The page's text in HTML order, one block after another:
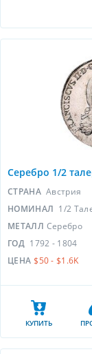
Серебро 1/2
СТРАНА Австрия
НОМИНАЛ 1/2
МЕТАЛЛ Серебро
ГОД 1792 - 1804
ЦЕНА $50 - $1.6K
КУПИТЬ